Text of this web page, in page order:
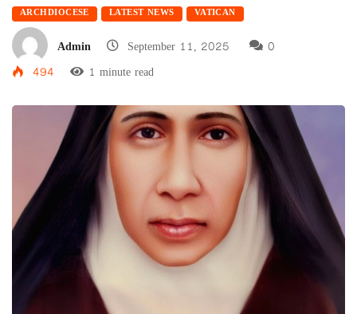
ARCHDIOCESE LATEST NEWS VATICAN
Admin September 11, 2025
0
494
1 minute read